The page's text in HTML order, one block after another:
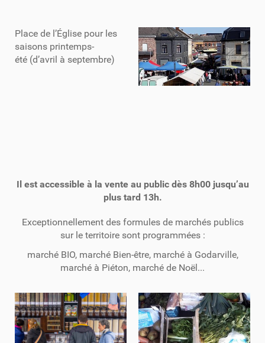
Place de l’Église pour les
saisons printemps-
été (d’avril à septembre)
Il est accessible à la vente au public dès 8h00 jusqu’au
plus tard 13h.
Exceptionnellement des formules de marchés publics
sur le territoire sont programmées :
marché BIO, marché Bien-être, marché à Godarville,
marché à Piéton, marché de Noël...